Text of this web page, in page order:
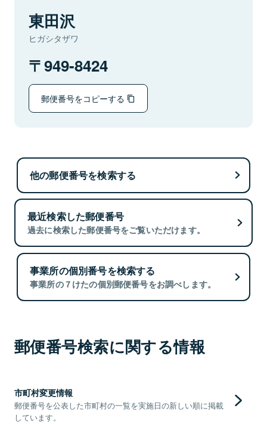
東田沢
ヒガシタザワ
949-8424
郵便番号をコピーする
他の郵便番号を検索する
最近検索した郵便番号
過去に検索した郵便番号をご覧いただけます。
事業所の個別番号を検索する
事業所の７けたの個別郵便番号をお調べします。
郵便番号検索に関する情報
市町村変更情報
郵便番号を公表した市町村の一覧を実施日の新しい順に掲載
しています。